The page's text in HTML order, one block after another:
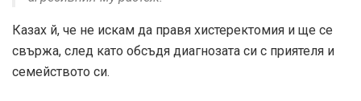
Казах й, че не искам да правя хистеректомия и ще се
свържа, след като обсъдя диагнозата си с приятеля и
семейството си.